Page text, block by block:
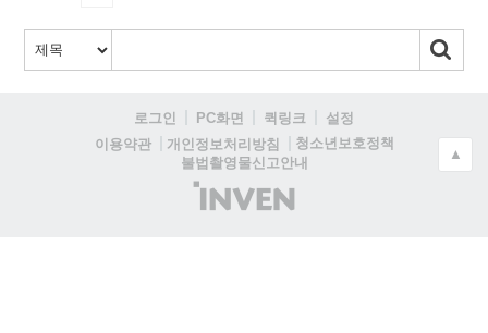
로그인 PC화면 퀵링크
설정
이용약관
개인정보처리방침
청소년보호정책
불법촬영물신고안내
(주)
인
▲